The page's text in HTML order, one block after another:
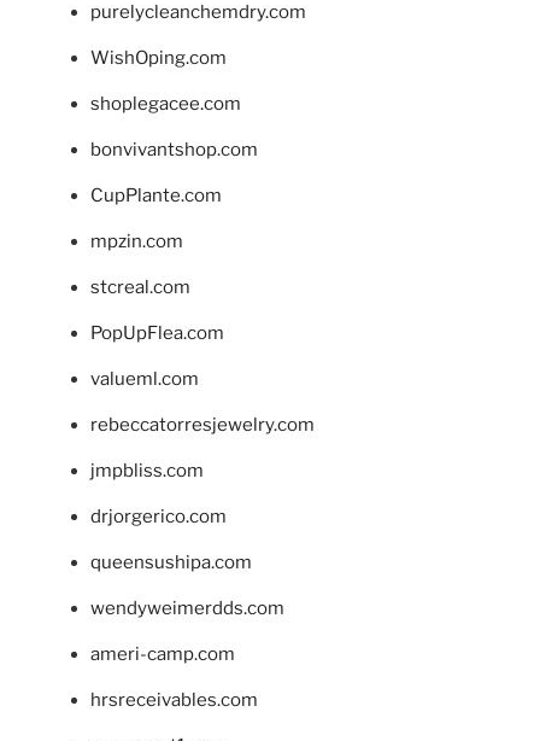
purelycleanchemdry.com
WishOping.com
shoplegacee.com
bonvivantshop.com
CupPlante.com
mpzin.com
stcreal.com
PopUpFlea.com
valueml.com
rebeccatorresjewelry.com
jmpbliss.com
drjorgerico.com
queensushipa.com
wendyweimerdds.com
ameri-camp.com
hrsreceivables.com